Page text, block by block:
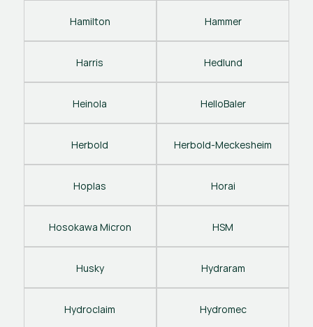
Hamilton Hammer
Harris Hedlund
Heinola HelloBaler
Herbold Herbold-Meckesheim
Hoplas Horai
Hosokawa Micron HSM
Husky Hydraram
Hydroclaim Hydromec